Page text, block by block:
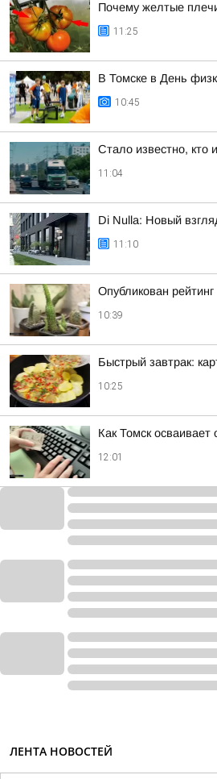
Почему желтые
11:25
В Томске в День
10:45
Стало известно, кто
11:04
Di Nulla: Новый
11:10
Опубликован
10:39
Быстрый завтрак:
10:25
Как Томск осваивает
12:01
ЛЕНТА НОВОСТЕЙ